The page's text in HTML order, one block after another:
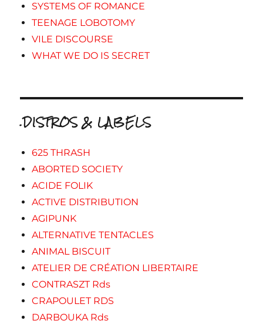
SYSTEMS OF ROMANCE
TEENAGE LOBOTOMY
VILE DISCOURSE
WHAT WE DO IS SECRET
.DISTROS & LABELS
625 THRASH
ABORTED SOCIETY
ACIDE FOLIK
ACTIVE DISTRIBUTION
AGIPUNK
ALTERNATIVE TENTACLES
ANIMAL BISCUIT
ATELIER DE CRÉATION LIBERTAIRE
CONTRASZT Rds
CRAPOULET RDS
DARBOUKA Rds